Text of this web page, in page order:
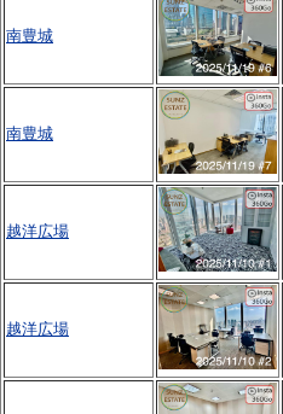
南豊城
南豊城
越洋広場
越洋広場